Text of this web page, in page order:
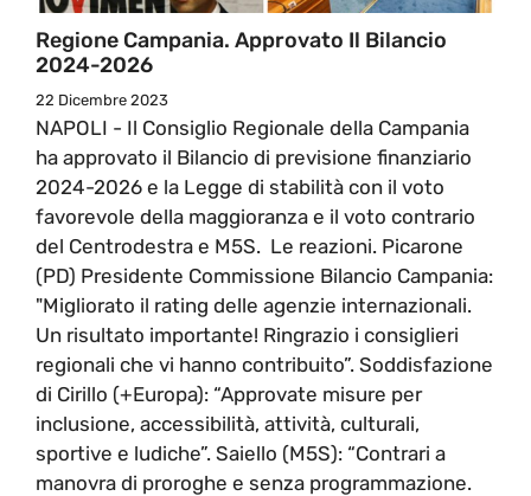
Regione Campania. Approvato Il Bilancio
2024-2026
22 Dicembre 2023
NAPOLI - Il Consiglio Regionale della Campania
ha approvato il Bilancio di previsione finanziario
2024-2026 e la Legge di stabilità con il voto
favorevole della maggioranza e il voto contrario
del Centrodestra e M5S. Le reazioni. Picarone
(PD) Presidente Commissione Bilancio Campania:
"Migliorato il rating delle agenzie internazionali.
Un risultato importante! Ringrazio i consiglieri
regionali che vi hanno contribuito”. Soddisfazione
di Cirillo (+Europa): “Approvate misure per
inclusione, accessibilità, attività, culturali,
sportive e ludiche”. Saiello (M5S): “Contrari a
manovra di proroghe e senza programmazione.